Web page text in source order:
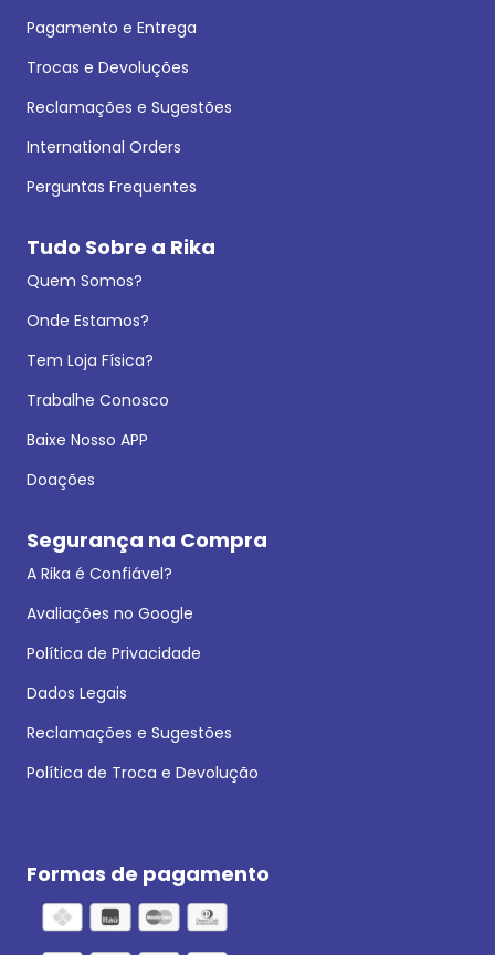
Pagamento e Entrega
Trocas e Devoluções
Reclamações e Sugestões
International Orders
Perguntas Frequentes
Tudo Sobre a Rika
Quem Somos?
Onde Estamos?
Tem Loja Física?
Trabalhe Conosco
Baixe Nosso APP
Doações
Segurança na Compra
A Rika é Confiável?
Avaliações no Google
Política de Privacidade
Dados Legais
Reclamações e Sugestões
Política de Troca e Devolução
Formas de pagamento